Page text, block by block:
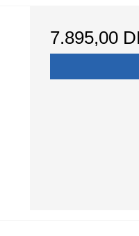
7.895,00